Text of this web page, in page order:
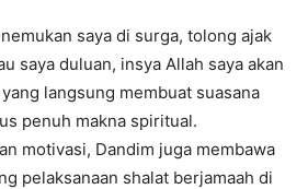
saya di surga, tolong ajak
saya duluan, insya Allah saya akan
langsung membuat suasana
penuh makna spiritual.
motivasi, Dandim juga membawa
pelaksanaan shalat berjamaah di